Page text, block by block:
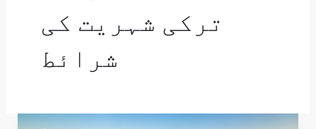
ترکی شہریت کی
شرائط
شادی